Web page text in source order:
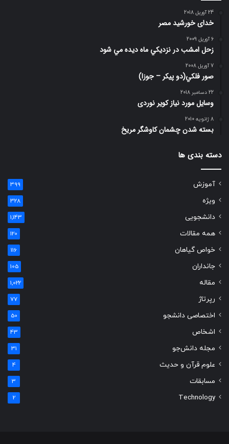
24 آوریل 2018
خدای خورشید مصر
6 آوریل 2009
زحل امشب در نزديكي ماه ديده مي شود
7 آوریل 2008
صور فلكي(دو پیکر – جوزا)
22 دسامبر 2018
وسایل مورد نیاز کویر نوردی
8 ژانویه 2010
بسته شدن چشمان کاوشگر مريخ
دسته بندی ها
آموزش 399
ویژه 328
دانشجویی 1,143
همه مقالات 120
خواص گیاهان 116
جانداران 105
مقاله 1,022
رپرتاژ 77
اختصاصی دانشجو 50
اشخاص 43
مجله دانش‌جو 31
علوم قرآن و حدیث 4
مسابقات 3
Technology
2